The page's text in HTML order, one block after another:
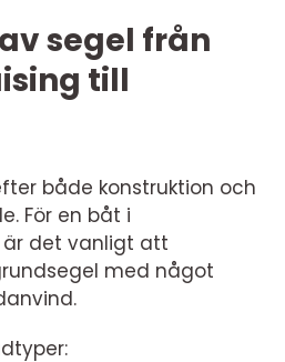
segel från
till
både konstruktion och
För en båt i
det vanligt att
med något